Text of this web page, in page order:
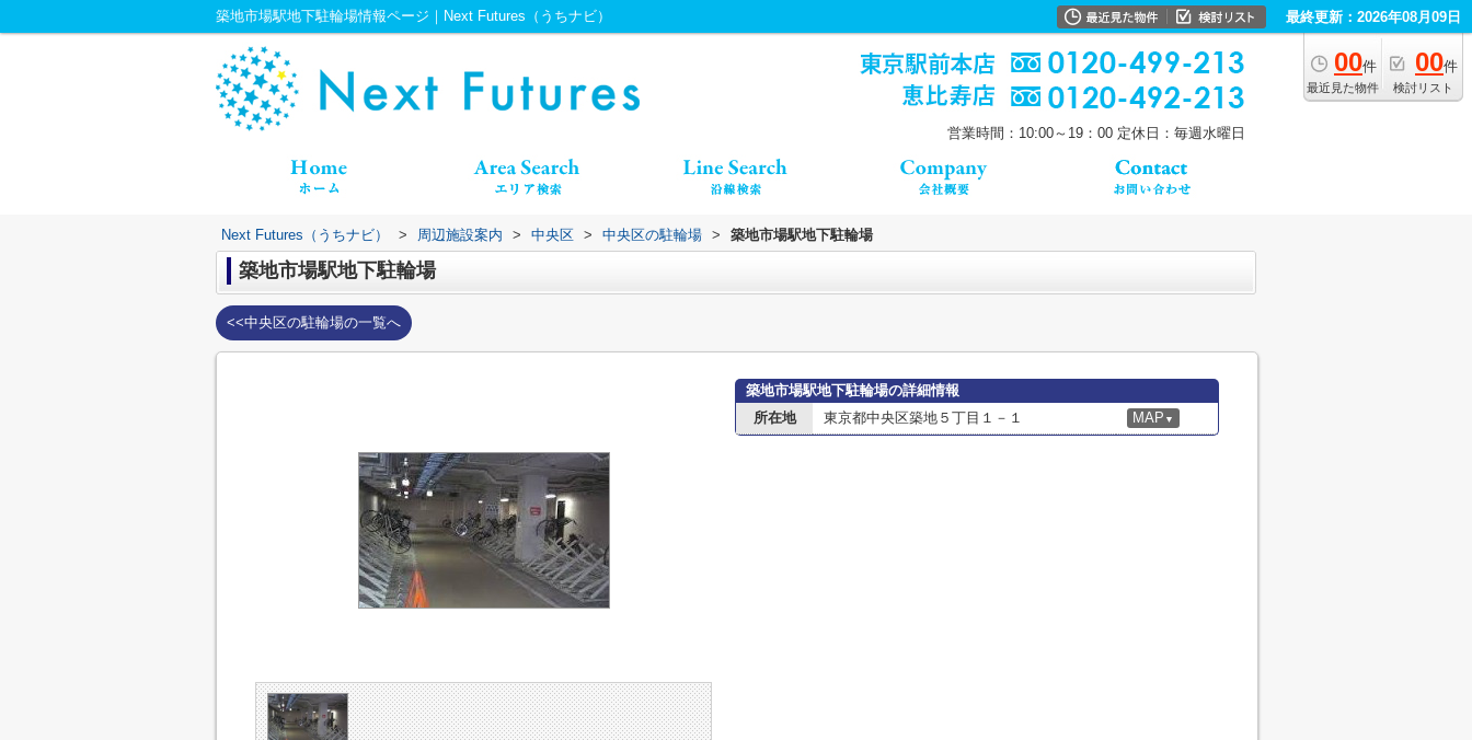
築地市場駅地下駐輪場情報ページ｜Next Futures（うちナビ） 最終更新：2026年08月09日
00件
最近見た物件
00件
検討リスト
営業時間：10:00～19：00 定休日：毎週水曜日
Next Futures（うちナビ） > 周辺施設案内 > 中央区 > 中央区の駐輪場 > 築地市場駅地下駐輪場
築地市場駅地下駐輪場
<<中央区の駐輪場の一覧へ
築地市場駅地下駐輪場の詳細情報
所在地
東京都中央区築地５丁目１－１ MAP ▼